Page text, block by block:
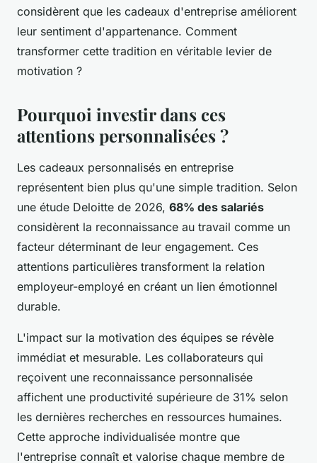
considèrent que les cadeaux d'entreprise améliorent
leur sentiment d'appartenance. Comment
transformer cette tradition en véritable levier de
motivation ?
Pourquoi investir dans ces
attentions personnalisées ?
Les cadeaux personnalisés en entreprise
représentent bien plus qu'une simple tradition. Selon
une étude Deloitte de 2026, 68% des salariés
considèrent la reconnaissance au travail comme un
facteur déterminant de leur engagement. Ces
attentions particulières transforment la relation
employeur-employé en créant un lien émotionnel
durable.
L'impact sur la motivation des équipes se révèle
immédiat et mesurable. Les collaborateurs qui
reçoivent une reconnaissance personnalisée
affichent une productivité supérieure de 31% selon
les dernières recherches en ressources humaines.
Cette approche individualisée montre que
l'entreprise connaît et valorise chaque membre de